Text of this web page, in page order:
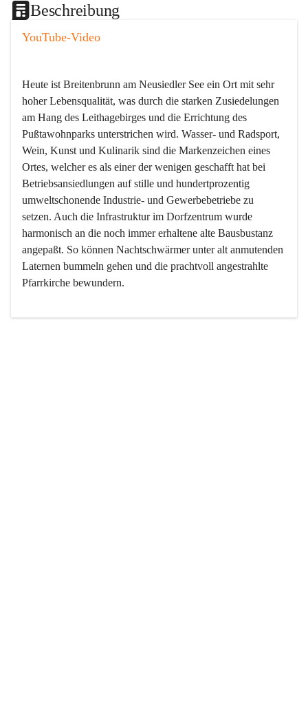
Beschreibung
YouTube-Video
Heute ist Breitenbrunn am Neusiedler See ein Ort mit sehr
hoher Lebensqualität, was durch die starken Zusiedelungen
am Hang des Leithagebirges und die Errichtung des
Pußtawohnparks unterstrichen wird. Wasser- und Radsport,
Wein, Kunst und Kulinarik sind die Markenzeichen eines
Ortes, welcher es als einer der wenigen geschafft hat bei
Betriebsansiedlungen auf stille und hundertprozentig
umweltschonende Industrie- und Gewerbebetriebe zu
setzen. Auch die Infrastruktur im Dorfzentrum wurde
harmonisch an die noch immer erhaltene alte Bausbustanz
angepaßt. So können Nachtschwärmer unter alt anmutenden
Laternen bummeln gehen und die prachtvoll angestrahlte
Pfarrkirche bewundern.
Der Weinbau dominert heute nicht mehr, ist aber integrativer